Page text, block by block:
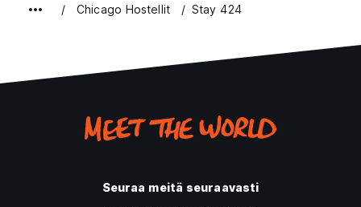
Chicago Hostellit Stay 424
Seuraa meitä seuraavasti